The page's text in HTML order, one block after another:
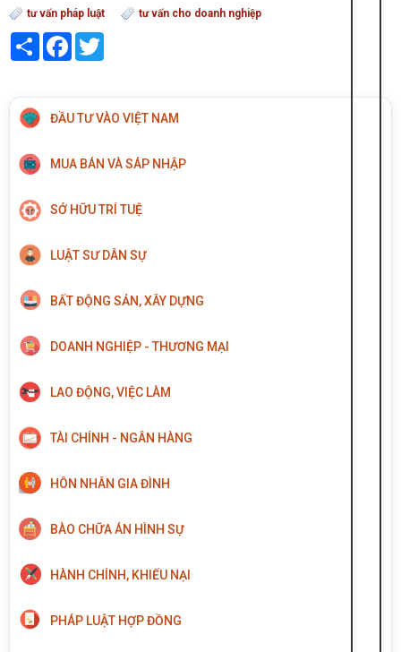
tư vấn pháp luật tư vấn cho doanh nghiệp
Share Facebook
ĐẦU TƯ VÀO VIỆT NAM
MUA BÁN VÀ SÁP NHẬP
SỞ HỮU TRÍ TUỆ
LUẬT SƯ DÂN SỰ
BẤT ĐỘNG SẢN, XÂY DỰNG
DOANH NGHIỆP - THƯƠNG MẠI
LAO ĐỘNG, VIỆC LÀM
TÀI CHÍNH - NGÂN HÀNG
HÔN NHÂN GIA ĐÌNH
BÀO CHỮA ÁN HÌNH SỰ
HÀNH CHÍNH, KHIẾU NẠI
PHÁP LUẬT HỢP ĐỒNG